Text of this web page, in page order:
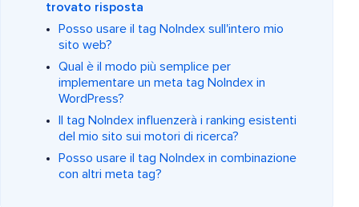
trovato risposta
Posso usare il tag NoIndex sull'intero mio
sito web?
Qual è il modo più semplice per
implementare un meta tag NoIndex in
WordPress?
Il tag NoIndex influenzerà i ranking esistenti
del mio sito sui motori di ricerca?
Posso usare il tag NoIndex in combinazione
con altri meta tag?